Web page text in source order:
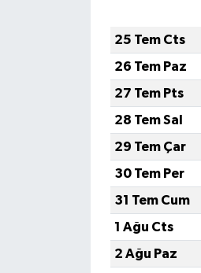
25 Tem Cts
26 Tem Paz
27 Tem Pts
28 Tem Sal
29 Tem Çar
30 Tem Per
31 Tem Cum
1 Ağu Cts
2 Ağu Paz